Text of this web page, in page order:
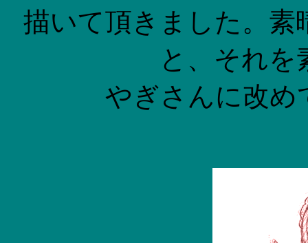
描いて頂きました。
と、それを
やぎさんに改め